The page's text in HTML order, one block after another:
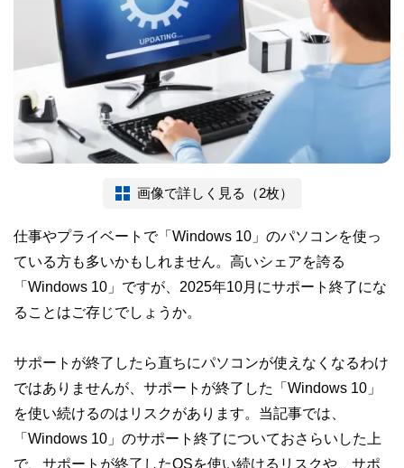
画像で詳しく見る（2枚）
仕事やプライベートで「Windows 10」のパソコンを使っ
ている方も多いかもしれません。高いシェアを誇る
「Windows 10」ですが、2025年10月にサポート終了にな
ることはご存じでしょうか。
サポートが終了したら直ちにパソコンが使えなくなるわけ
ではありませんが、サポートが終了した「Windows 10」
を使い続けるのはリスクがあります。当記事では、
「Windows 10」のサポート終了についておさらいした上
で、サポートが終了したOSを使い続けるリスクや、サポ